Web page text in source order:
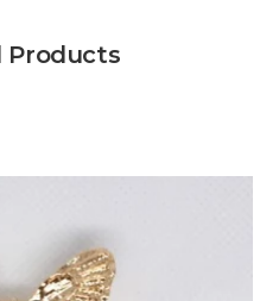
Products